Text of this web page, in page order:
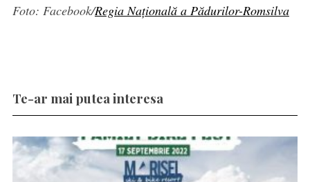
Foto: Facebook/Regia Națională a Pădurilor-Romsilva
Te-ar mai putea interesa